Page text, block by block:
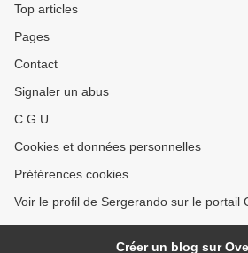
Top articles
Pages
Contact
Signaler un abus
C.G.U.
Cookies et données personnelles
Préférences cookies
Voir le profil de Sergerando sur le portail
Créer un blog sur